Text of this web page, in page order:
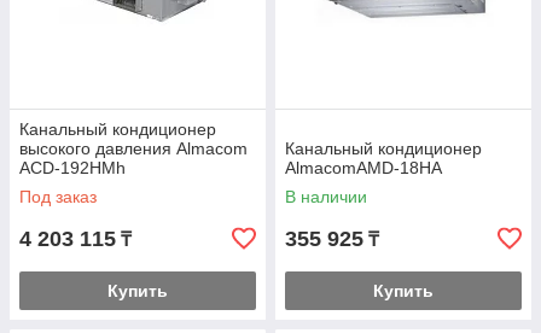
Канальный кондиционер
высокого давления Almacom
ACD-192HМh
Под заказ
4 203 115 ₸
Купить
Канальный кондиционер
AlmacomAМD-18HА
В наличии
355 925 ₸
Купить